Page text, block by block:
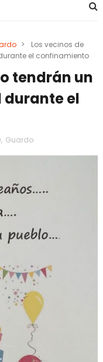
>
Los vecinos de
el confinamiento
tendrán un
durante el
, Guardo